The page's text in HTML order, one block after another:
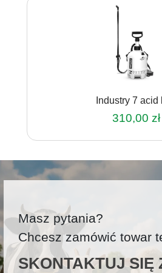
Industry 7 acid
310,00 zł
Masz pytania?
Chcesz zamówić towar
SKONTAKTUJ SIĘ